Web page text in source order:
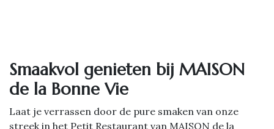
Smaakvol genieten bij MAISON
de la Bonne Vie
Laat je verrassen door de pure smaken van onze
streek in het Petit Restaurant van MAISON de la